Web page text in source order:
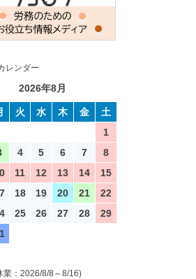
レンダー
2026年8月
火 水 木 金
土
1
4 5 6 7
8
11 12 13 14
15
18 19 20 21
22
25 26 27 28
29
：2026/8/8～8/16)